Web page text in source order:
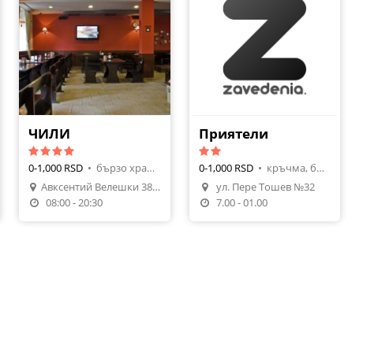
ЧИЛИ
0-1,000 RSD •
бързо хранене, българска кухня
Авксентий Велешки 38 4000 Пловдив
08:00 - 20:30
Приятели
0-1,000 RSD •
кръчма, българска кухня
ул. Пере Тошев №32
7.00 - 01.00